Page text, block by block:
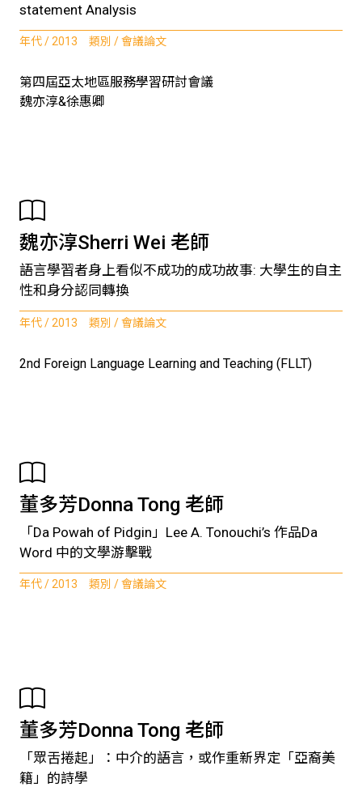
statement Analysis
年代 / 2013 類別 / 會議論文
第四屆亞太地區服務學習研討會議
魏亦淳&徐惠卿
魏亦淳Sherri Wei 老師
語言學習者身上看似不成功的成功故事: 大學生的自主
性和身分認同轉換
年代 / 2013 類別 / 會議論文
2nd Foreign Language Learning and Teaching (FLLT)
董多芳Donna Tong 老師
「Da Powah of Pidgin」Lee A. Tonouchi’s 作品Da
Word 中的文學游擊戰
年代 / 2013 類別 / 會議論文
董多芳Donna Tong 老師
「眾舌捲起」：中介的語言，或作重新界定「亞裔美
籍」的詩學